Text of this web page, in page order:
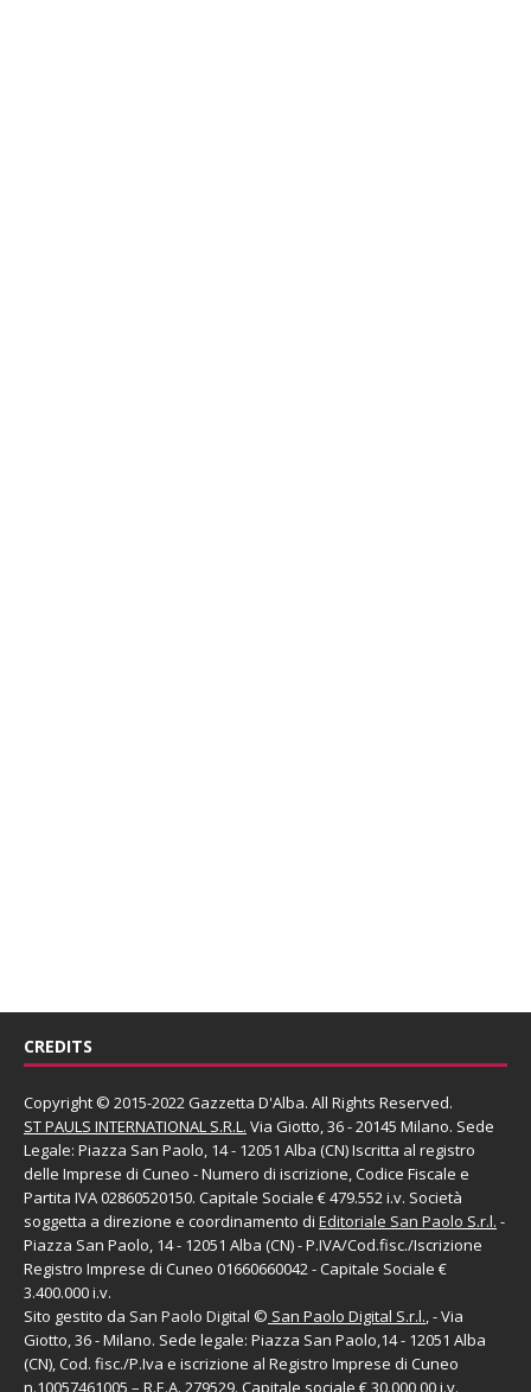
CREDITS
Copyright © 2015-2022 Gazzetta D'Alba. All Rights Reserved.
ST PAULS INTERNATIONAL S.R.L. Via Giotto, 36 - 20145 Milano. Sede
Legale: Piazza San Paolo, 14 - 12051 Alba (CN) Iscritta al registro
delle Imprese di Cuneo - Numero di iscrizione, Codice Fiscale e
Partita IVA 02860520150. Capitale Sociale € 479.552 i.v. Società
soggetta a direzione e coordinamento di Editoriale San Paolo S.r.l. -
Piazza San Paolo, 14 - 12051 Alba (CN) - P.IVA/Cod.fisc./Iscrizione
Registro Imprese di Cuneo 01660660042 - Capitale Sociale €
3.400.000 i.v.
Sito gestito da San Paolo Digital © San Paolo Digital S.r.l., - Via
Giotto, 36 - Milano. Sede legale: Piazza San Paolo,14 - 12051 Alba
(CN), Cod. fisc./P.Iva e iscrizione al Registro Imprese di Cuneo
n.10057461005 – R.E.A. 279529. Capitale sociale € 30.000,00 i.v.